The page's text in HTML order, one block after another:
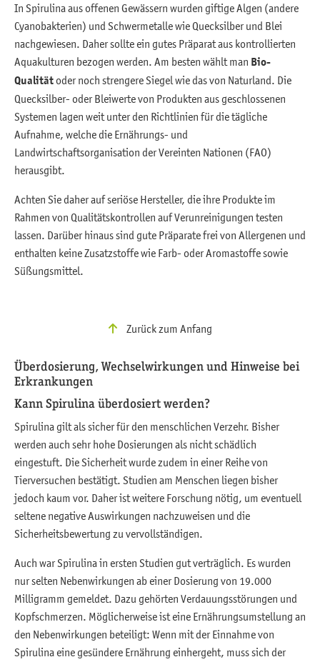
In Spirulina aus offenen Gewässern wurden giftige Algen (andere
Cyanobakterien) und Schwermetalle wie Quecksilber und Blei
nachgewiesen. Daher sollte ein gutes Präparat aus kontrollierten
Aquakulturen bezogen werden. Am besten wählt man Bio-
Qualitätoder noch strengere Siegel wie das von Naturland. Die
Quecksilber- oder Bleiwerte von Produkten aus geschlossenen
Systemen lagen weit unter den Richtlinien für die tägliche
Aufnahme, welche die Ernährungs- und
Landwirtschaftsorganisation der Vereinten Nationen (FAO)
herausgibt.
Achten Sie daher auf seriöse Hersteller, die ihre Produkte im
Rahmen von Qualitätskontrollen auf Verunreinigungen testen
lassen. Darüber hinaus sind gute Präparate frei von Allergenen und
enthalten keine Zusatzstoffe wie Farb- oder Aromastoffe sowie
Süßungsmittel.
Zurück zum Anfang
Überdosierung, Wechselwirkungen und Hinweise bei
Erkrankungen
Kann Spirulina überdosiert werden?
Spirulina gilt als sicher für den menschlichen Verzehr. Bisher
werden auch sehr hohe Dosierungen als nicht schädlich
eingestuft. Die Sicherheit wurde zudem in einer Reihe von
Tierversuchen bestätigt. Studien am Menschen liegen bisher
jedoch kaum vor. Daher ist weitere Forschung nötig, um eventuell
seltene negative Auswirkungen nachzuweisen und die
Sicherheitsbewertung zu vervollständigen.
Auch war Spirulina in ersten Studien gut verträglich. Es wurden
nur selten Nebenwirkungen ab einer Dosierung von 19.000
Milligramm gemeldet. Dazu gehörten Verdauungsstörungen und
Kopfschmerzen. Möglicherweise ist eine Ernährungsumstellung an
den Nebenwirkungen beteiligt: Wenn mit der Einnahme von
Spirulina eine gesündere Ernährung einhergeht, muss sich der